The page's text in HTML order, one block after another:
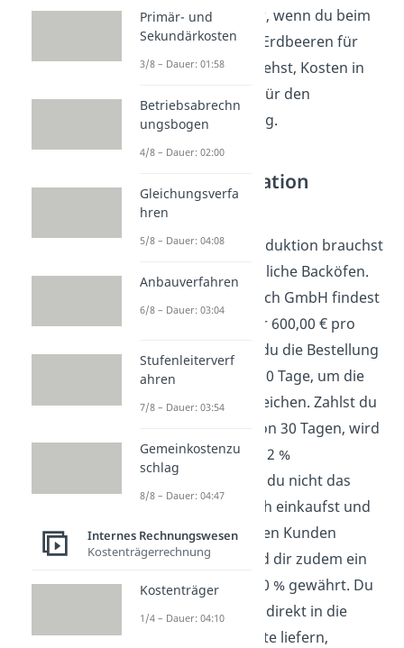
(5 €). Du sparst dir, wenn du beim
Bauern Bernd die Erdbeeren für
deine Kuchen beziehst, Kosten in
Höhe von 66,78 € für den
kompletten Auftrag.
Bezugskalkulation
Aufgabe 2
Für die Kuchenproduktion brauchst
du nun drei zusätzliche Backöfen.
Beim Anbieter Busch GmbH findest
du ein Angebot für 600,00 € pro
Backofen. Sobald du die Bestellung
aufgibst, hast du 90 Tage, um die
Rechnung zu begleichen. Zahlst du
sogar innerhalb von 30 Tagen, wird
dir ein Skonto von 2 %
zugesprochen. Da du nicht das
erste Mal bei Busch einkaufst und
diese dich als treuen Kunden
wertschätzen, wird dir zudem ein
Treuerabatt von 10 % gewährt. Du
lässt die Backöfen direkt in die
einzelnen Standorte liefern,
Primär- und
Sekundärkosten
3/8 – Dauer: 01:58
Betriebsabrechn
ungsbogen
4/8 – Dauer: 02:00
Gleichungsverfa
hren
5/8 – Dauer: 04:08
Anbauverfahren
6/8 – Dauer: 03:04
Stufenleiterverf
ahren
7/8 – Dauer: 03:54
Gemeinkostenzu
schlag
8/8 – Dauer: 04:47
Internes Rechnungswesen
Kostenträgerrechnung
Kostenträger
1/4 – Dauer: 04:10